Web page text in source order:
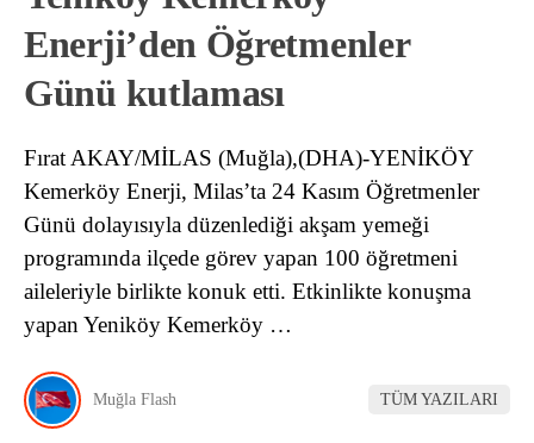
Enerji’den Öğretmenler
Günü kutlaması
Fırat AKAY/MİLAS (Muğla),(DHA)-YENİKÖY
Kemerköy Enerji, Milas’ta 24 Kasım Öğretmenler
Günü dolayısıyla düzenlediği akşam yemeği
programında ilçede görev yapan 100 öğretmeni
aileleriyle birlikte konuk etti. Etkinlikte konuşma
yapan Yeniköy Kemerköy …
Muğla Flash TÜM YAZILARI